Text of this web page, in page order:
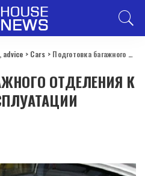
> Cars > Подготовка багажного отделения к интенсивной эксплуатации
ОТДЕЛЕНИЯ К